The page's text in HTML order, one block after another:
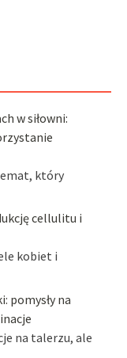
w siłowni:
który
cellulitu i
kobiet i
pomysły na
na talerzu, ale